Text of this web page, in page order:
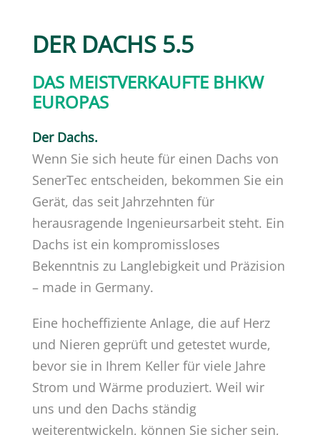
FÜR IHR ZUHAUSE
DER DACHS 5.5
DAS MEISTVERKAUFTE BHKW
EUROPAS
Der Dachs.
Wenn Sie sich heute für einen Dachs von
SenerTec entscheiden, bekommen Sie ein
Gerät, das seit Jahrzehnten für
herausragende Ingenieursarbeit steht. Ein
Dachs ist ein kompromissloses
Bekenntnis zu Langlebigkeit und Präzision
– made in Germany.
Eine hocheffiziente Anlage, die auf Herz
und Nieren geprüft und getestet wurde,
bevor sie in Ihrem Keller für viele Jahre
Strom und Wärme produziert. Weil wir
uns und den Dachs ständig
weiterentwickeln, können Sie sicher sein,